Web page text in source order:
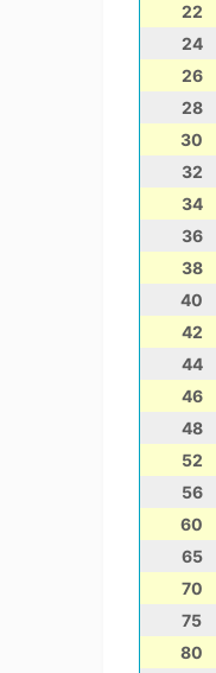
22
24
26
28
30
32
34
36
38
40
42
44
46
48
52
56
60
65
70
75
80